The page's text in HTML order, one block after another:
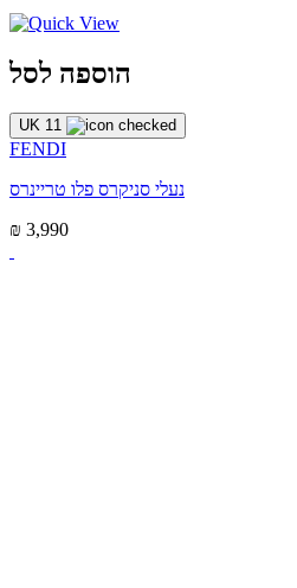
הוספה לסל
UK 11
FENDI
נעלי סניקרס פלו טריינרס
₪ 3,990